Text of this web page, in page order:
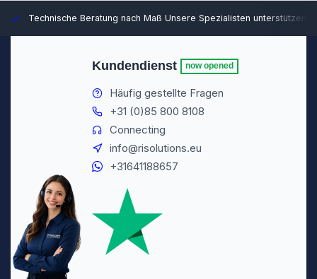
Technische Beratung nach Maß Unsere Spezialisten unterstützen
Kundendienst now opened
Häufig gestellte Fragen
+31 (0)85 800 8108
Connecting
info@risolutions.eu
+31641188657